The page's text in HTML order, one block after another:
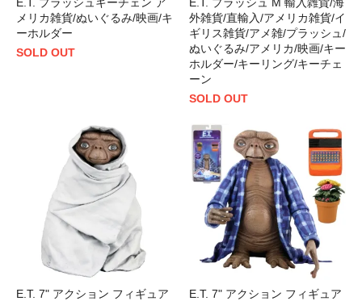
メリカ雑貨/ぬいぐるみ/映画/キ
ーホルダー
SOLD OUT
外雑貨/直輸入/アメリカ雑貨/イ
ギリス雑貨/アメ雑/プラッシュ/
ぬいぐるみ/アメリカ/映画/キー
ホルダー/キーリング/キーチェ
ーン
SOLD OUT
E.T. 7" アクション フィギュア
E.T. 7" アクション フィギュア